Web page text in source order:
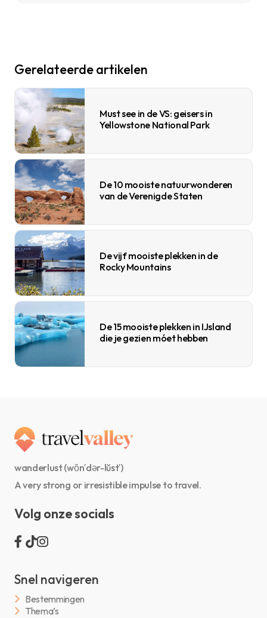
Gerelateerde artikelen
Must see in de VS: geisers in
Yellowstone National Park
De 10 mooiste natuurwonderen
van de Verenigde Staten
De vijf mooiste plekken in de
Rocky Mountains
De 15 mooiste plekken in IJsland
die je gezien móet hebben
wanderlust (wŏn′dər-lŭst′)
A very strong or irresistible impulse to travel.
Volg onze socials
Snel navigeren
Bestemmingen
Thema’s